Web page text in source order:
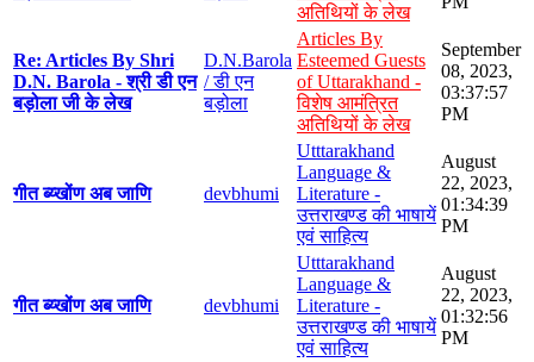
अतिथियों के लेख
Re: Articles By Shri
D.N. Barola - श्री डी एन
बड़ोला जी के लेख
D.N.Barola
/ डी एन
बड़ोला
Articles By
Esteemed Guests
of Uttarakhand -
विशेष आमंत्रित
अतिथियों के लेख
September
08, 2023,
03:37:57
PM
गीत ब्य्खोंण अब जाणि devbhumi
Utttarakhand
Language &
Literature -
उत्तराखण्ड की भाषायें
एवं साहित्य
August
22, 2023,
01:34:39
PM
गीत ब्य्खोंण अब जाणि devbhumi
Utttarakhand
Language &
Literature -
उत्तराखण्ड की भाषायें
एवं साहित्य
August
22, 2023,
01:32:56
PM